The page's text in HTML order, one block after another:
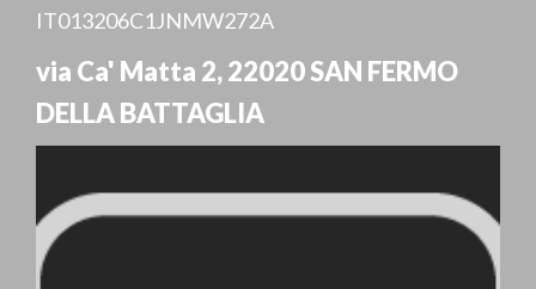
IT013206C1JNMW272A
via Ca' Matta 2,22020SAN FERMO
DELLA BATTAGLIA